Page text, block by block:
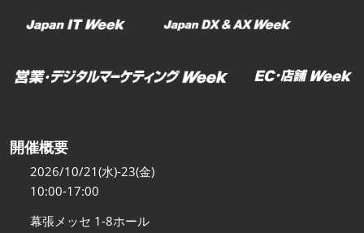
開催概要
2026/10/21(水)-23(金)
10:00-17:00
幕張メッセ 1-8ホール